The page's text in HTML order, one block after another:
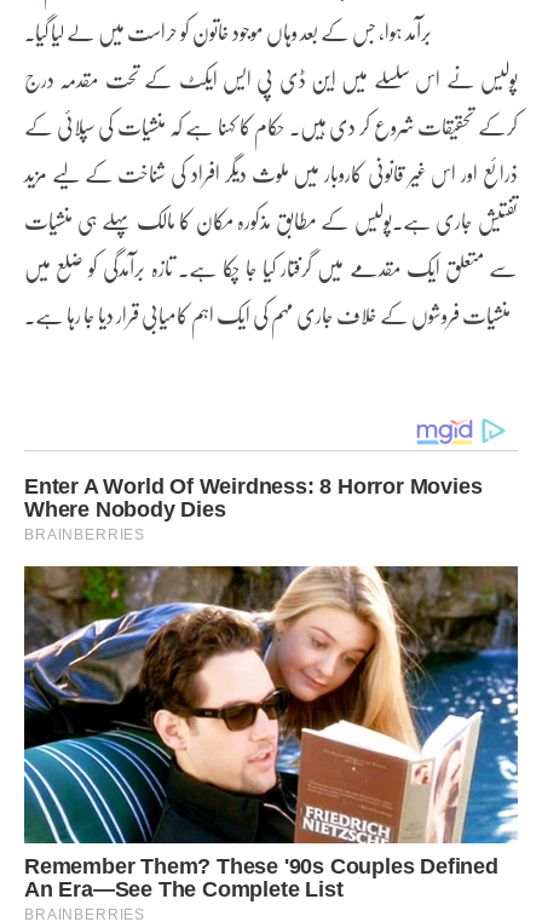
برآمد ہوا، جس کے بعد وہاں موجود خاتون کو حراست میں لے لیا گیا۔
پولیس نے اس سلسلے میں این ڈی پی ایس ایکٹ کے تحت مقدمہ درج
کرکے تحقیقات شروع کر دی ہیں۔ حکام کا کہنا ہے کہ منشیات کی سپلائی کے
ذرائع اور اس غیر قانونی کاروبار میں ملوث دیگر افراد کی شناخت کے لیے مزید
تفتیش جاری ہے۔پولیس کے مطابق مذکورہ مکان کا مالک پہلے ہی منشیات
سے متعلق ایک مقدمے میں گرفتار کیا جا چکا ہے۔ تازہ برآمدگی کو ضلع میں
منشیات فروشوں کے خلاف جاری مہم کی ایک اہم کامیابی قرار دیا جا رہا ہے۔